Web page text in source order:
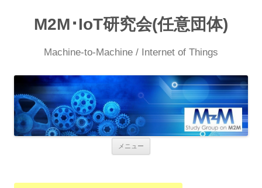
M2M･IoT研究会(任意団体)
Machine-to-Machine / Internet of Things
メニュー